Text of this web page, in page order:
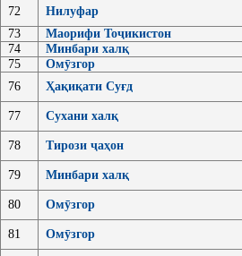
72
Нилуфар
73
Маорифи Тоҷикистон
74
Минбари халқ
75
Омӯзгор
76
Ҳақиқати Суғд
77 Сухани халқ
78 Тирози ҷаҳон
79 Минбари халқ
80 Омӯзгор
81 Омӯзгор